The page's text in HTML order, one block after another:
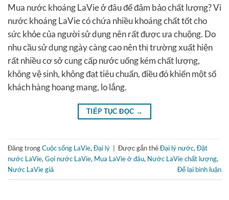
Mua nước khoáng LaVie ở đâu để đảm bảo chất lượng? Vì
nước khoáng LaVie có chứa nhiều khoáng chất tốt cho
sức khỏe của người sử dụng nên rất được ưa chuộng. Do
nhu cầu sử dụng ngày càng cao nên thị trường xuất hiện
rất nhiều cơ sở cung cấp nước uống kém chất lượng,
không vệ sinh, không đạt tiêu chuẩn, điều đó khiến một số
khách hàng hoang mang, lo lắng.
TIẾP TỤC ĐỌC →
Đăng trongCuộc sống LaVie, Đại lý Được gắn thẻĐại lý nước, Đặt
nước LaVie, Gọi nước LaVie, Mua LaVie ở đâu, Nước LaVie chất lượng,
Nước LaVie giả
Để lại bình luận